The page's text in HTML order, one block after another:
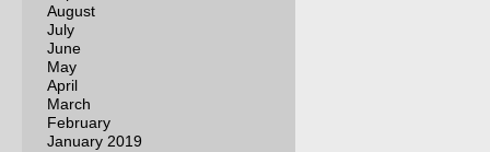
August
July
June
May
April
March
February
January 2019